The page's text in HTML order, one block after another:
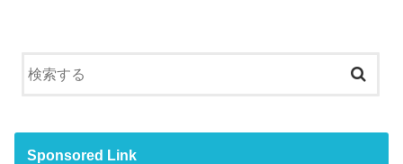
Sponsored Link